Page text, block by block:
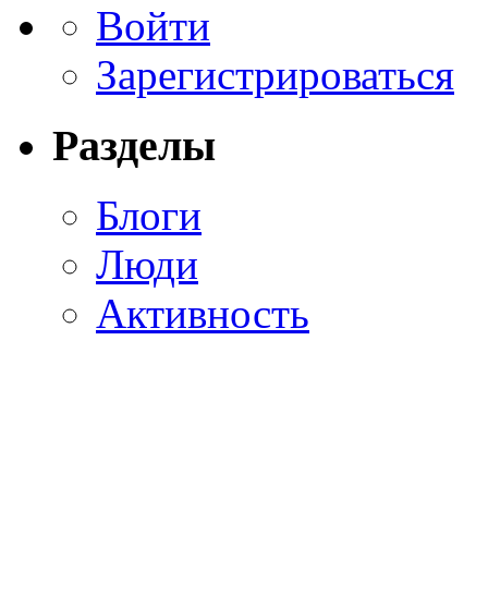
Войти
Зарегистрироваться
Разделы
Блоги
Люди
Активность